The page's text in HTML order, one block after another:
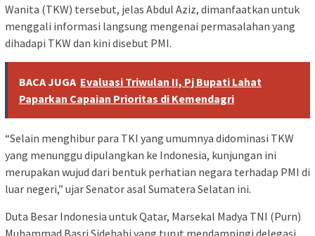
Wanita (TKW) tersebut, jelas Abdul Aziz, dimanfaatkan untuk
menggali informasi langsung mengenai permasalahan yang
dihadapi TKW dan kini disebut PMI.
BACA JUGA Evaluasi Triwulan II, Pj Bupati Lahat
Paparkan Capaian Prioritas di Kemendagri
“Selain menghibur para TKI yang umumnya didominasi TKW
yang menunggu dipulangkan ke Indonesia, kunjungan ini
merupakan wujud dari bentuk perhatian negara terhadap PMI di
luar negeri,” ujar Senator asal Sumatera Selatan ini.
Duta Besar Indonesia untuk Qatar, Marsekal Madya TNI (Purn)
Muhammad Basri Sidehabi yang turut mendampingi delegasi,